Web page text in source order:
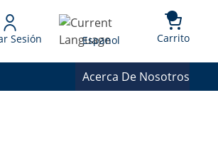
Sesión Language
Espanol Carrito{0}
Acerca De Nosotros